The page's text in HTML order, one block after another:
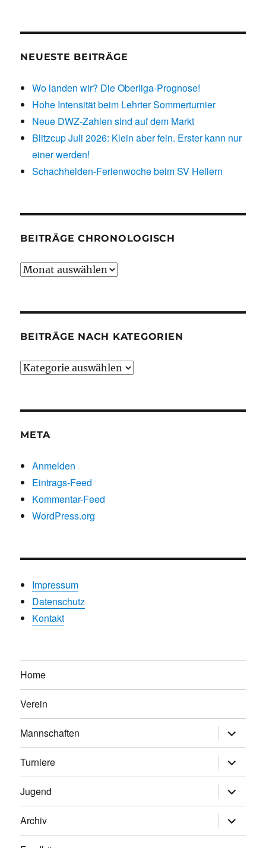
NEUESTE BEITRÄGE
Wo landen wir? Die Oberliga-Prognose!
Hohe Intensität beim Lehrter Sommerturnier
Neue DWZ-Zahlen sind auf dem Markt
Blitzcup Juli 2026: Klein aber fein. Erster kann nur
einer werden!
Schachhelden-Ferienwoche beim SV Hellern
BEITRÄGE CHRONOLOGISCH
Beiträge
BEITRÄGE NACH KATEGORIEN
Beiträge
META
Anmelden
Eintrags-Feed
Kommentar-Feed
WordPress.org
Impressum
Datenschutz
Kontakt
Home
Verein
Mannschaften
anzeigen
Turniere
anzeigen
Jugend
anzeigen
Archiv
anzeigen